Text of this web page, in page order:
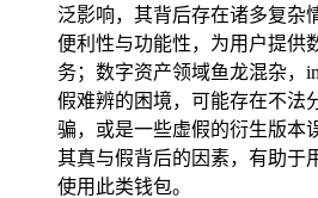
泛影响，其背后存在诸多复杂
便利性与功能性，为用户提供
务；数字资产领域鱼龙混杂，
假难辨的困境，可能存在不法
骗，或是一些虚假的衍生版本
其真与假背后的因素，有助于
使用此类钱包。